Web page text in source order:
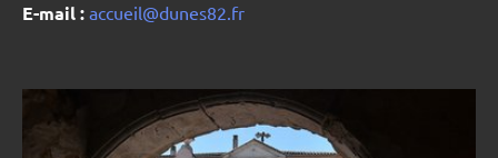
E-mail : accueil@dunes82.fr